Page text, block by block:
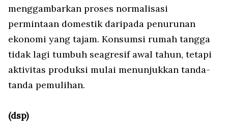
menggambarkan proses normalisasi
permintaan domestik daripada penurunan
ekonomi yang tajam. Konsumsi rumah tangga
tidak lagi tumbuh seagresif awal tahun, tetapi
aktivitas produksi mulai menunjukkan tanda-
tanda pemulihan.
(dsp)